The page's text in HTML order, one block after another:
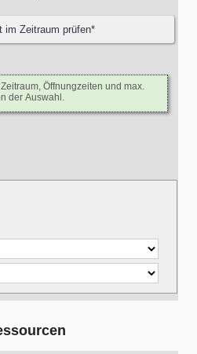
Öffnungzeiten und max.
der Auswahl.